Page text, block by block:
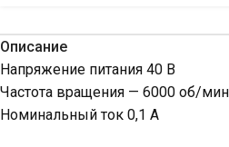
Описание
Напряжение питания 40 В
Частота вращения — 6000 об/мин
Номинальный ток 0,1 А